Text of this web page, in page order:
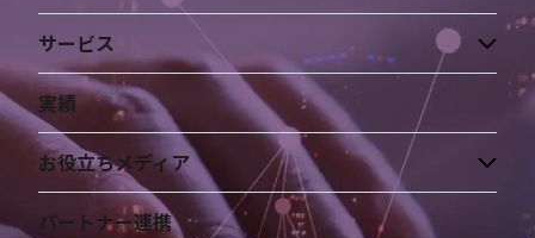
サービス
実績
お役立ちメディア
パートナー連携